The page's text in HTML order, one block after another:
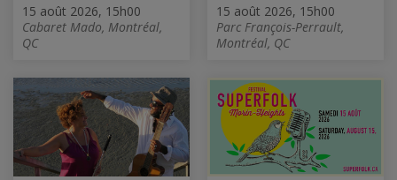
15 août 2026, 15h00
Cabaret Mado, Montréal,
QC
15 août 2026, 15h00
Parc François-Perrault,
Montréal, QC